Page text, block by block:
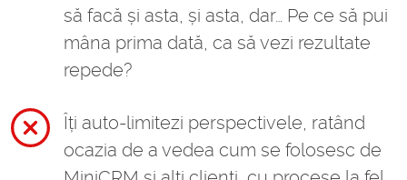
să facă și asta, și asta, dar… Pe ce să pui
mâna prima dată, ca să vezi rezultate
repede?
Îți auto-limitezi perspectivele, ratând
ocazia de a vedea cum se folosesc de